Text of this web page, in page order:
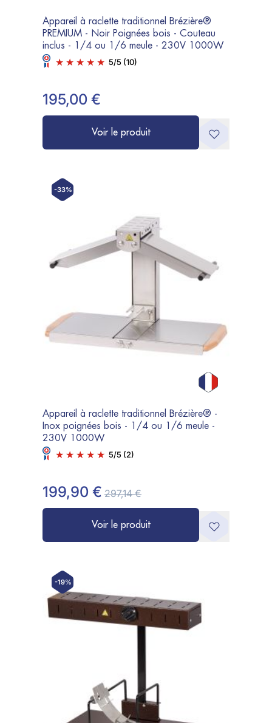
Appareil à raclette traditionnel Brézière®
PREMIUM - Noir Poignées bois - Couteau
inclus - 1/4 ou 1/6 meule - 230V 1000W
5/5 (10)
195,00 €
Voir le produit
-33%
Appareil à raclette traditionnel Brézière® -
Inox poignées bois - 1/4 ou 1/6 meule -
230V 1000W
5/5 (2)
199,90 € 297,14 €
Voir le produit
-19%